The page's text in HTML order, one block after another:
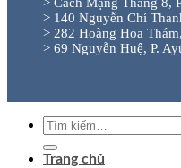
> Cách Mạng Tháng 8,
> 140 Nguyễn Chí
> 282 Hoàng Hoa
> 69 Nguyễn Huệ, P.
Trang chủ